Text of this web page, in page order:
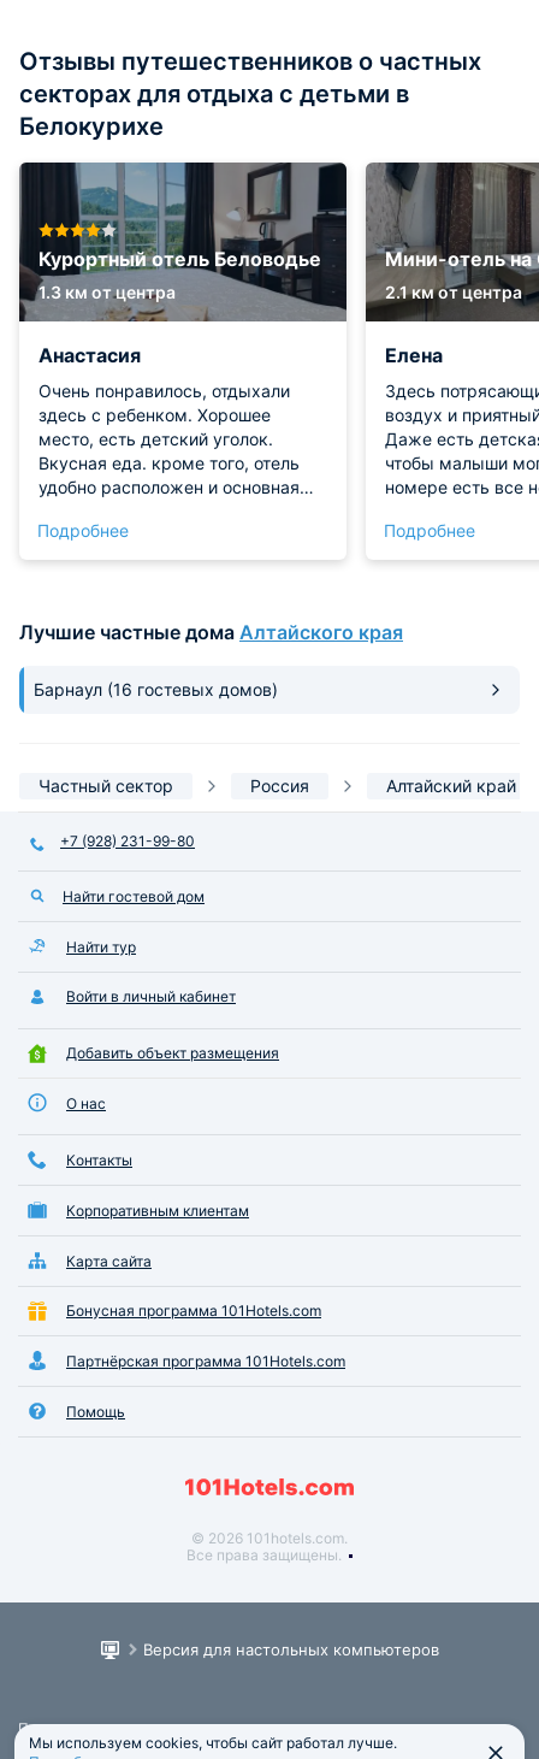
Отзывы путешественников о частных
секторах для отдыха с детьми в
Белокурихе
Курортный отель Беловодье
1.3 км от центра
Анастасия
Очень понравилось, отдыхали
здесь с ребенком. Хорошее
место, есть детский уголок.
Вкусная еда. кроме того, отель
удобно расположен и основная
доступности.
Подробнее
Мини-отель на
2.1 км от центра
Елена
Здесь
воздух и
Даже есть
чтобы малыши
номере есть все
включая
утюгом, а также
поражает своим
найти огромное
Подробнее
Лучшие частные дома Алтайского края
Барнаул (16 гостевых домов)
Частный сектор Россия Алтайский край
+7 (928) 231-99-80
Найти гостевой дом
Найти тур
Войти в личный кабинет
Добавить объект размещения
О нас
Контакты
Корпоративным клиентам
Карта сайта
Бонусная программа 101Hotels.com
Партнёрская программа 101Hotels.com
Помощь
© 2026 101hotels.com.
Все права защищены.
Версия для настольных компьютеров
Пользовательское соглашение
Юридическая информация
Мы используем cookies, чтобы сайт работал лучше.